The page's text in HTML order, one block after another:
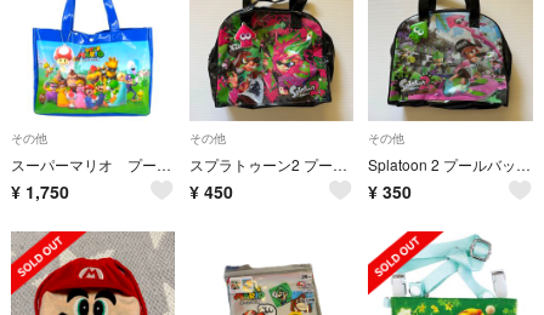
その他
スーパーマリオ プールバッグ
¥ 1,750
その他
スプラトゥーン2 プールバッグ ビーチバッグ イカチャーム付き
¥ 450
その他
Splatoon 2 プールバッグ ビーチバッグ 任天堂 スプラトゥーン2
¥ 350